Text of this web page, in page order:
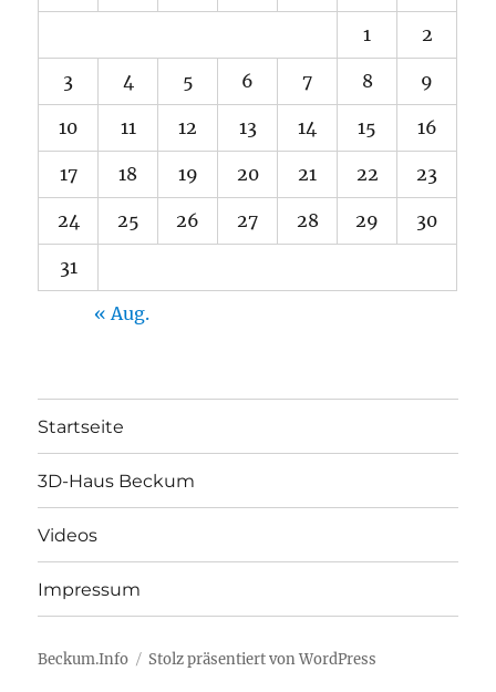
1 2
3 4 5 6 7 8 9
10 11 12 13 14 15 16
17 18 19 20 21 22 23
24 25 26 27 28 29 30
31
« Aug.
Startseite
3D-Haus Beckum
Videos
Impressum
Beckum.Info Stolz präsentiert von WordPress